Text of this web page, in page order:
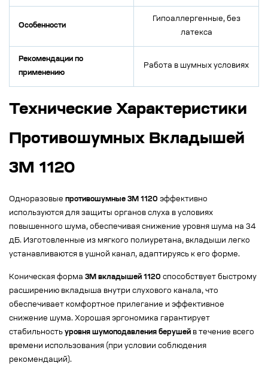
Особенности
Гипоаллергенные, без
латекса
Рекомендации по
применению
Работа в шумных условиях
Технические Характеристики
Противошумных Вкладышей
3M 1120
Одноразовые противошумные 3M 1120 эффективно
используются для защиты органов слуха в условиях
повышенного шума, обеспечивая снижение уровня шума на 34
дБ. Изготовленные из мягкого полиуретана, вкладыши легко
устанавливаются в ушной канал, адаптируясь к его форме.
Коническая форма 3M вкладышей 1120 способствует быстрому
расширению вкладыша внутри слухового канала, что
обеспечивает комфортное прилегание и эффективное
снижение шума. Хорошая эргономика гарантирует
стабильность уровня шумоподавления берушей в течение всего
времени использования (при условии соблюдения
рекомендаций).